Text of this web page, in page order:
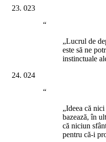
023
“
„Lucrul de
este să ne
instinctuale
024
“
„Ideea că
bazează, în
că niciun
pentru că-i